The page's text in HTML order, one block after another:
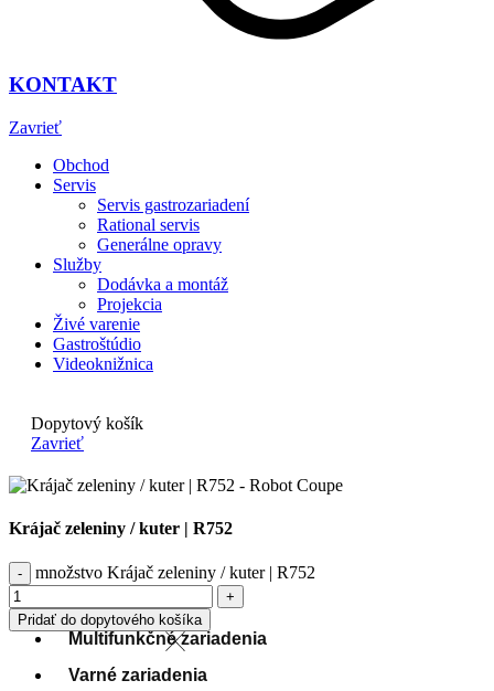
KONTAKT
Zavrieť
Obchod
Servis
Servis gastrozariadení
Rational servis
Generálne opravy
Služby
Dodávka a montáž
Projekcia
Živé varenie
Gastroštúdio
Videoknižnica
Dopytový košík
Zavrieť
Krájač zeleniny / kuter | R752
množstvo Krájač zeleniny / kuter | R752
Pridať do dopytového košíka
Multifunkčné zariadenia
Varné zariadenia